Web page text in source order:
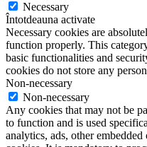
Necessary
Întotdeauna activate
Necessary cookies are
function properly. This
basic functionalities and
cookies do not store any
Non-necessary
Non-necessary
Any cookies that may not be
to function and is used
analytics, ads, other embedded